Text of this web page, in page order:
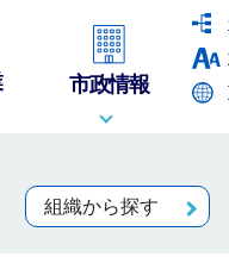
市政情報
組織から探す